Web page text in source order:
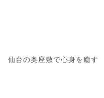
仙台の奥座敷で心身を癒す